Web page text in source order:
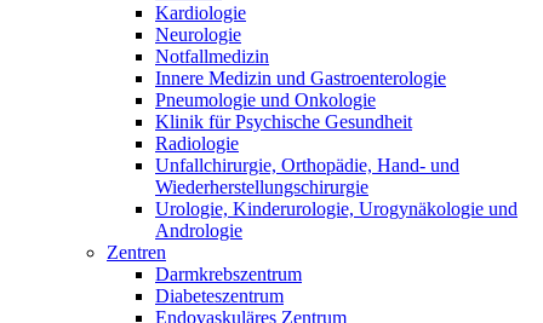
Kardiologie
Neurologie
Notfallmedizin
Innere Medizin und Gastroenterologie
Pneumologie und Onkologie
Klinik für Psychische Gesundheit
Radiologie
Unfallchirurgie, Orthopädie, Hand- und
Wiederherstellungschirurgie
Urologie, Kinderurologie, Urogynäkologie und
Andrologie
Zentren
Darmkrebszentrum
Diabeteszentrum
Endovaskuläres Zentrum